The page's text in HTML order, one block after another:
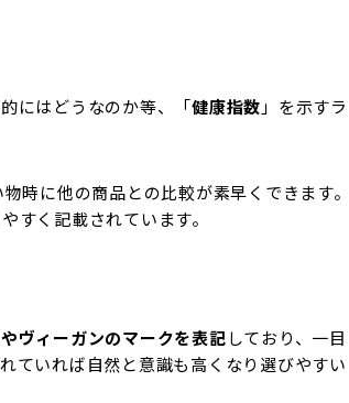
にはどうなのか等、「健康指数 」を示すラ
に他の商品との比較が素早くできます。
すく記載されています。
ヴィーガンのマークを表記しており、一目
ていれば自然と意識も高くなり選びやすい